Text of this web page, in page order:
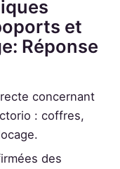
et
Réponse
concernant
: coffres,
des